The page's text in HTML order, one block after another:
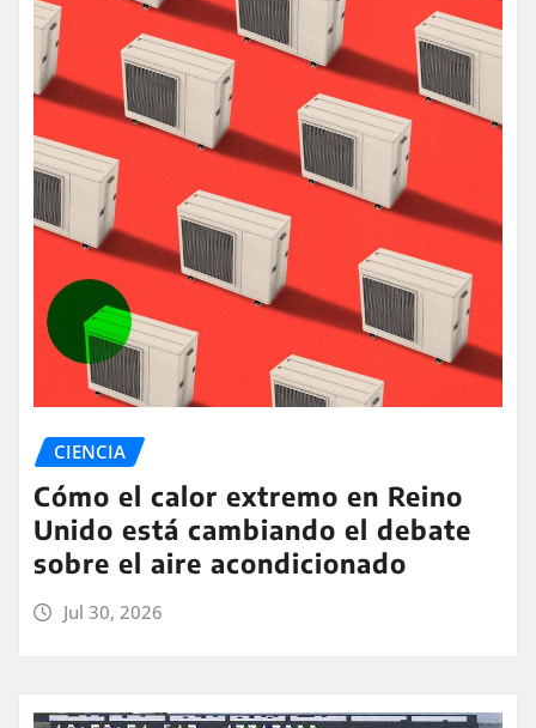
CIENCIA
Cómo el calor extremo en Reino
Unido está cambiando el debate
sobre el aire acondicionado
Jul 30, 2026